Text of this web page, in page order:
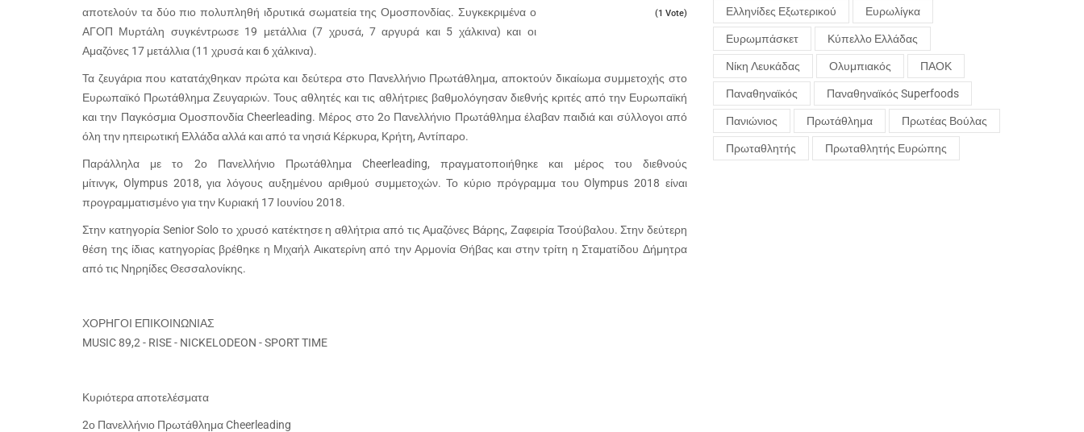
(1 Vote)
αποτελούν τα δύο πιο πολυπληθή ιδρυτικά σωματεία της Ομοσπονδίας. Συγκεκριμένα ο
ΑΓΟΠ Μυρτάλη συγκέντρωσε 19 μετάλλια (7 χρυσά, 7 αργυρά και 5 χάλκινα) και οι
Αμαζόνες 17 μετάλλια (11 χρυσά και 6 χάλκινα).
Τα ζευγάρια που κατατάχθηκαν πρώτα και δεύτερα στο Πανελλήνιο Πρωτάθλημα, αποκτούν δικαίωμα συμμετοχής στο
Ευρωπαϊκό Πρωτάθλημα Ζευγαριών. Τους αθλητές και τις αθλήτριες βαθμολόγησαν διεθνής κριτές από την Ευρωπαϊκή
και την Παγκόσμια Ομοσπονδία Cheerleading. Μέρος στο 2ο Πανελλήνιο Πρωτάθλημα έλαβαν παιδιά και σύλλογοι από
όλη την ηπειρωτική Ελλάδα αλλά και από τα νησιά Κέρκυρα, Κρήτη, Αντίπαρο.
Παράλληλα με το 2ο Πανελλήνιο Πρωτάθλημα Cheerleading, πραγματοποιήθηκε και μέρος του διεθνούς
μίτινγκ, Olympus 2018, για λόγους αυξημένου αριθμού συμμετοχών. Το κύριο πρόγραμμα του Olympus 2018 είναι
προγραμματισμένο για την Κυριακή 17 Ιουνίου 2018.
Στην κατηγορία Senior Solo το χρυσό κατέκτησε η αθλήτρια από τις Αμαζόνες Βάρης, Ζαφειρία Τσούβαλου. Στην δεύτερη
θέση της ίδιας κατηγορίας βρέθηκε η Μιχαήλ Αικατερίνη από την Αρμονία Θήβας και στην τρίτη η Σταματίδου Δήμητρα
από τις Νηρηίδες Θεσσαλονίκης.
ΧΟΡΗΓΟΙ ΕΠΙΚΟΙΝΩΝΙΑΣ
MUSIC 89,2 - RISE - NICKELODEON - SPORT TIME
Κυριότερα αποτελέσματα
2ο Πανελλήνιο Πρωτάθλημα Cheerleading
Ελληνίδες Εξωτερικού Ευρωλίγκα
Ευρωμπάσκετ Κύπελλο Ελλάδας
Νίκη Λευκάδας Ολυμπιακός ΠΑΟΚ
Παναθηναϊκός Παναθηναϊκός Superfoods
Πανιώνιος Πρωτάθλημα Πρωτέας Βούλας
Πρωταθλητής Πρωταθλητής Ευρώπης